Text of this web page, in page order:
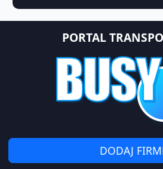
PORTAL
DODAJ